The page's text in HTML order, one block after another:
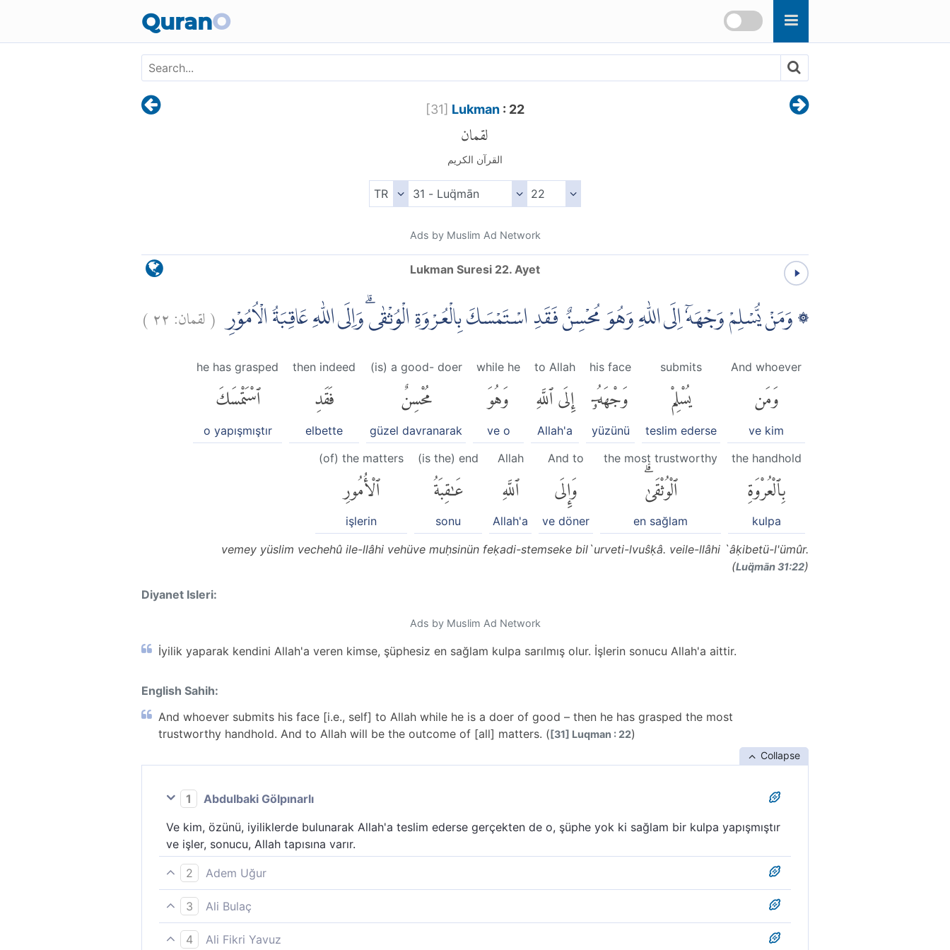
QuranO
[31] Lukman: 22
لقمان
القرآن الكريم
Ads by Muslim Ad Network
Lukman Suresi 22. Ayet
۞ وَمَنْ يُّسْلِمْ وَجْهَهٗٓ اِلَى اللّٰهِ وَهُوَ مُحْسِنٌ فَقَدِ اسْتَمْسَكَ بِالْعُرْوَةِ الْوُثْقٰىۗ وَاِلَى اللّٰهِ عَاقِبَةُ الْاُمُوْرِ (لقمان:٢٢)
And whoever
وَمَن
ve kim
submits
يُسْلِمْ
teslim ederse
his face
وَجْهَهُۥٓ
yüzünü
to Allah
إِلَى ٱللَّهِ
Allah'a
while he
وَهُوَ
ve o
(is) a good- doer
مُحْسِنٌ
güzel davranarak
then indeed
فَقَدِ
elbette
he has grasped
ٱسْتَمْسَكَ
o yapışmıştır
the handhold
بِٱلْعُرْوَةِ
kulpa
the most trustworthy
ٱلْوُثْقَىٰۗ
en sağlam
And to
وَإِلَى
ve döner
Allah
ٱللَّهِ
Allah'a
(is the) end
عَٰقِبَةُ
sonu
(of) the matters
ٱلْأُمُورِ
işlerin
vemey yüslim vechehû ile-llâhi vehüve muḥsinün feḳadi-stemseke bil`urveti-lvuŝḳâ. veile-llâhi `âḳibetü-l'ümûr.
(Luq̈mān 31:22)
Diyanet Isleri:
Ads by Muslim Ad Network
İyilik yaparak kendini Allah'a veren kimse, şüphesiz en sağlam kulpa sarılmış olur. İşlerin sonucu Allah'a aittir.
English Sahih:
And whoever submits his face [i.e., self] to Allah while he is a doer of good – then he has grasped the most
trustworthy handhold. And to Allah will be the outcome of [all] matters. ([31] Luqman : 22)
Collapse
1
Abdulbaki Gölpınarlı
Ve kim, özünü, iyiliklerde bulunarak Allah'a teslim ederse gerçekten de o, şüphe yok ki sağlam bir kulpa yapışmıştır
ve işler, sonucu, Allah tapısına varır.
2
Adem Uğur
İyi davranışlar içinde kendini bütünüyle Allah´a veren kimse, gerçekten en sağlam kulpa yapışmıştır. Zaten bütün
işlerin sonu Allah´a varır.
3
Ali Bulaç
Kim ihsanda bulunan (biri) olarak yüzünü (kendini) Allah'a teslim ederse, artık gerçekten o kopmayan bir kulpa
4
Ali Fikri Yavuz